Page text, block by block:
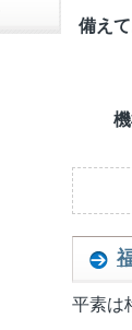
備え
平素は